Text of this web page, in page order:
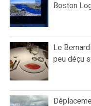
Boston
Le
peu déçu